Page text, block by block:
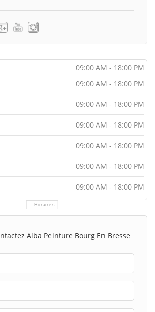
09:00 AM - 18:00 PM
Horaires
09:00 AM - 18:00 PM
09:00 AM - 18:00 PM
09:00 AM - 18:00 PM
09:00 AM - 18:00 PM
09:00 AM - 18:00 PM
09:00 AM - 18:00 PM
Alba Peinture Bourg En Bresse